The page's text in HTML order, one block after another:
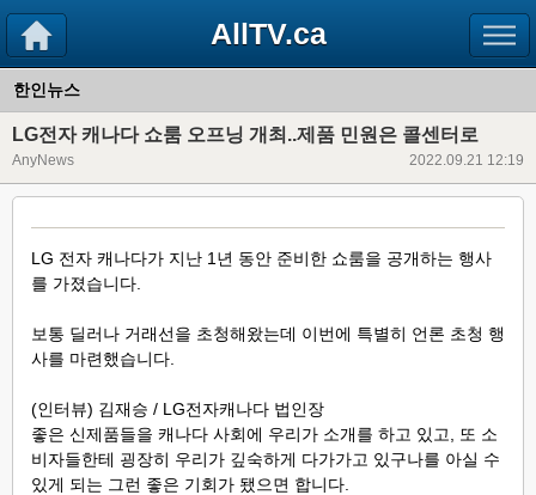
AllTV.ca
한인뉴스
LG전자 캐나다 쇼룸 오프닝 개최..제품 민원은 콜센터로
AnyNews 2022.09.21 12:19
LG 전자 캐나다가 지난 1년 동안 준비한 쇼룸을 공개하는 행사
를 가졌습니다.
보통 딜러나 거래선을 초청해왔는데 이번에 특별히 언론 초청 행
사를 마련했습니다.
(인터뷰) 김재승 / LG전자캐나다 법인장
좋은 신제품들을 캐나다 사회에 우리가 소개를 하고 있고, 또 소
비자들한테 굉장히 우리가 깊숙하게 다가가고 있구나를 아실 수
있게 되는 그런 좋은 기회가 됐으면 합니다.